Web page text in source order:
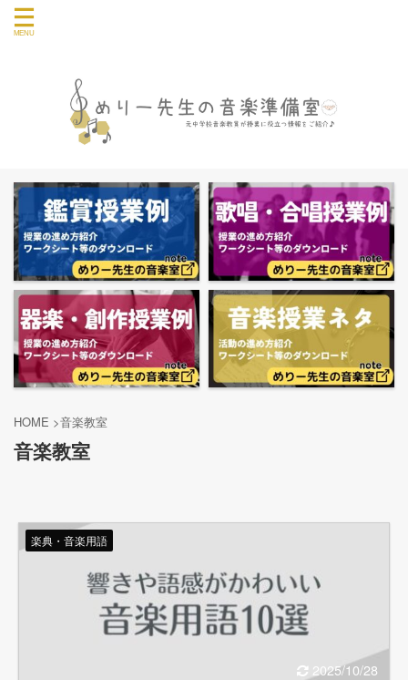
HOME >音楽教室
音楽教室
2025/10/28
楽典・音楽用語